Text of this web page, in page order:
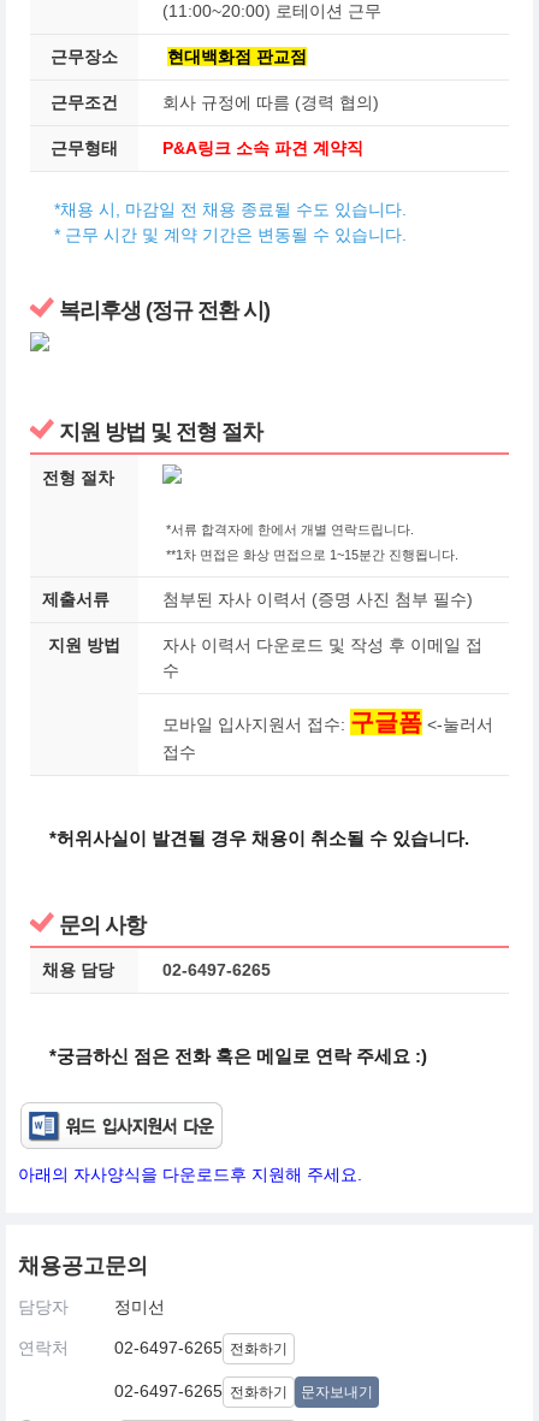
(11:00~20:00) 로테이션 근무
근무장소 현대백화점 판교점
근무조건 회사 규정에 따름 (경력 협의)
근무형태 P&A링크 소속 파견 계약직
*채용 시, 마감일 전 채용 종료될 수도 있습니다.
* 근무 시간 및 계약 기간은 변동될 수 있습니다.
복리후생 (정규 전환 시)
지원 방법 및 전형 절차
전형 절차
*서류 합격자에 한에서 개별 연락드립니다.
**1차 면접은 화상 면접으로 1~15분간 진행됩니다.
제출서류 첨부된 자사 이력서 (증명 사진 첨부 필수)
지원 방법
자사 이력서 다운로드 및 작성 후 이메일 접
수
모바일 입사지원서 접수: 구글폼 <-눌러서
접수
*허위사실이 발견될 경우 채용이 취소될 수 있습니다.
문의 사항
채용 담당 02-6497-6265
*궁금하신 점은 전화 혹은 메일로 연락 주세요 :)
아래의 자사양식을 다운로드후 지원해 주세요.
채용공고문의
담당자 정미선
연락처 02-6497-6265 전화하기
02-6497-6265 전화하기 문자보내기